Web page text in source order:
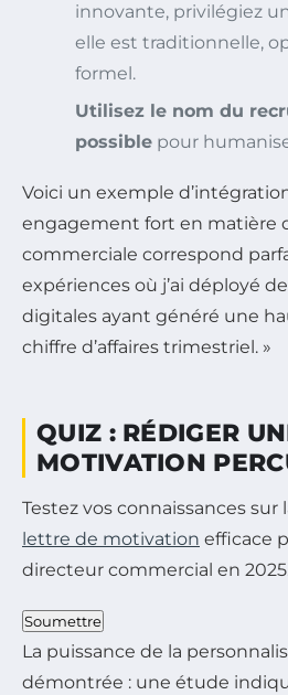
innovante, privilégiez
elle est traditionnelle,
formel.
Utilisez le nom du
possible pour
Voici un exemple
engagement fort en matière
commerciale correspond
expériences où j’ai déployé
digitales ayant généré une
chiffre d’affaires trimestriel. »
QUIZ : RÉDIGER
MOTIVATION
Testez vos connaissances sur
lettre de motivation efficace
directeur commercial en
Soumettre
La puissance de la
démontrée : une étude